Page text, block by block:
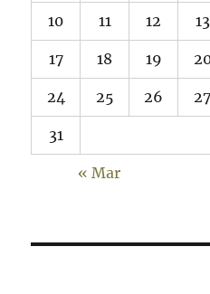
10 11 12 13
17 18 19
24 25 26 27
31
« Mar